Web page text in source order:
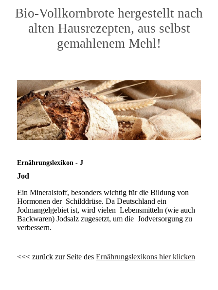
Bio-Vollkornbrote hergestellt nach
alten Hausrezepten, aus selbst
gemahlenem Mehl!
Ernährungslexikon - J
Jod
Ein Mineralstoff, besonders wichtig für die Bildung von
Hormonen der Schilddrüse. Da Deutschland ein
Jodmangelgebiet ist, wird vielen Lebensmitteln (wie auch
Backwaren) Jodsalz zugesetzt, um die Jodversorgung zu
verbessern.
<<< zurück zur Seite des Ernährungslexikons hier klicken